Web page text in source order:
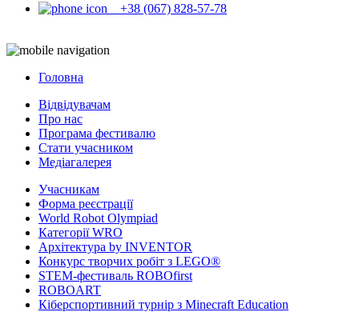
+38 (067) 828-57-78
Головна
Відвідувачам
Про нас
Програма фестивалю
Стати учасником
Медіагалерея
Учасникам
Форма реєстрації
World Robot Olympiad
Категорії WRO
Архітектура by INVENTOR
Конкурс творчих робіт з LEGO®
STEM-фестиваль ROBOfirst
ROBOART
Кіберспортивний турнір з Minecraft Education